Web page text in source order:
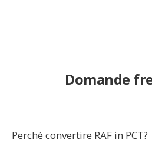
Domande
Perché convertire RAF in PCT?